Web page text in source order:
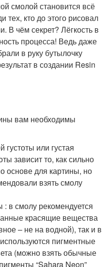
смолой становится всё
тех, кто до этого рисовал
В чём секрет? Лёгкость в
процесса! Ведь даже
в руку бутылочку
в создании Resin
вам необходимы
или густая
зависит то, как сильно
основе для картины, но
взять смолу
в смолу рекомендуется
красящие вещества
– не на водной), так и в
пигментные
(можно взять обычные
“Sahara Neon”